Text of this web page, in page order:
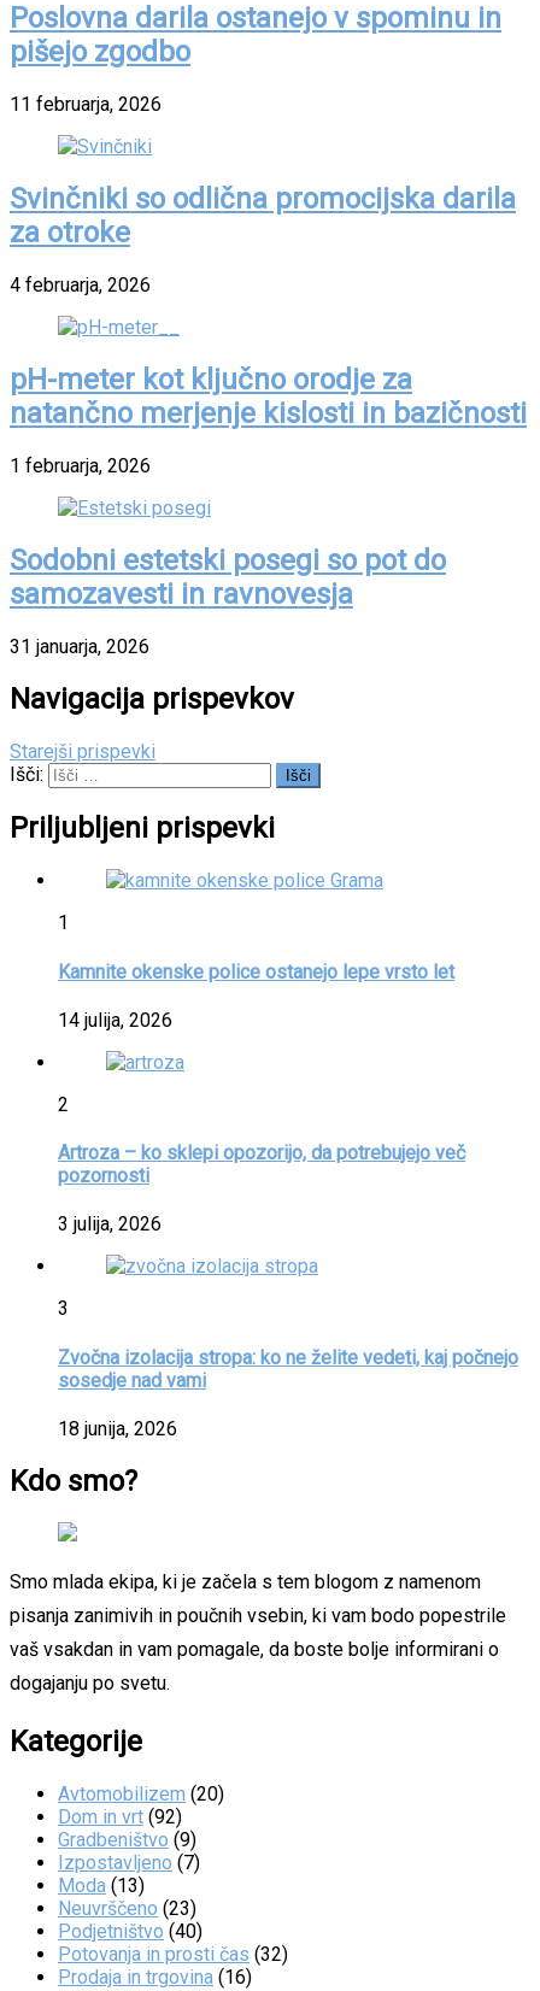
Poslovna darila ostanejo v spominu in
pišejo zgodbo
11 februarja, 2026
Svinčniki so odlična promocijska darila
za otroke
4 februarja, 2026
pH-meter kot ključno orodje za
natančno merjenje kislosti in bazičnosti
1 februarja, 2026
Sodobni estetski posegi so pot do
samozavesti in ravnovesja
31 januarja, 2026
Navigacija prispevkov
Starejši prispevki
Išči:
Priljubljeni prispevki
1
Kamnite okenske police ostanejo lepe vrsto let
14 julija, 2026
2
Artroza – ko sklepi opozorijo, da potrebujejo več
pozornosti
3 julija, 2026
3
Zvočna izolacija stropa: ko ne želite vedeti, kaj počnejo
sosedje nad vami
18 junija, 2026
Kdo smo?
Smo mlada ekipa, ki je začela s tem blogom z namenom
pisanja zanimivih in poučnih vsebin, ki vam bodo popestrile
vaš vsakdan in vam pomagale, da boste bolje informirani o
dogajanju po svetu.
Kategorije
Avtomobilizem (20)
Dom in vrt (92)
Gradbeništvo (9)
Izpostavljeno (7)
Moda (13)
Neuvrščeno (23)
Podjetništvo (40)
Potovanja in prosti čas (32)
Prodaja in trgovina (16)